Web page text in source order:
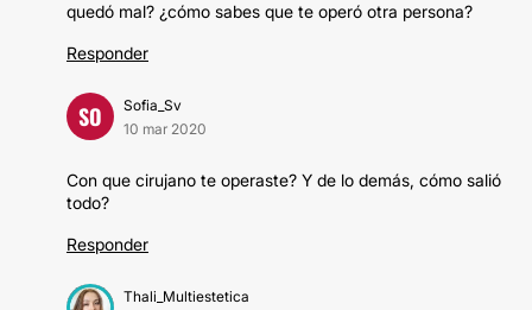
quedó mal? ¿cómo sabes que te operó otra persona?
Responder
SO
Sofia_Sv
10 mar 2020
Con que cirujano te operaste? Y de lo demás, cómo salió
todo?
Responder
Thali_Multiestetica